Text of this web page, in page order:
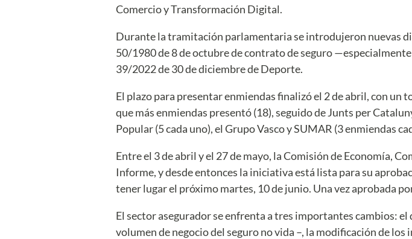
Comercio y Transformación Digital.
Durante la tramitación parlamentaria se introdujeron nuevas
50/1980 de 8 de octubre de contrato de seguro
39/2022 de 30 de diciembre de Deporte.
El plazo para presentar enmiendas finalizó el 2 de abril, con
que más enmiendas presentó (18), seguido de Junts per
Popular (5 cada uno), el Grupo Vasco y SUMAR (3 enmiendas
Entre el 3 de abril y el 27 de mayo, la Comisión de Economía,
Informe, y desde entonces la iniciativa está lista para su
tener lugar el próximo martes, 10 de junio. Una vez aprobada
El sector asegurador se enfrenta a tres importantes cambios:
volumen de negocio del seguro no vida –, la modificación de los